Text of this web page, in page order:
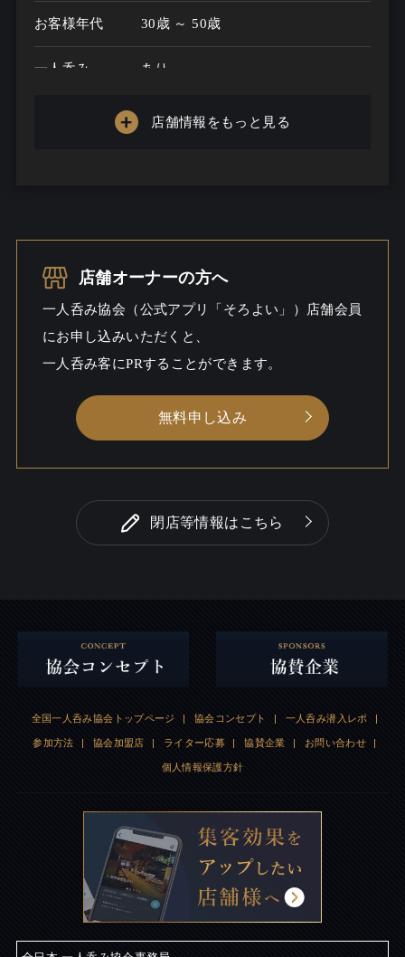
お客様年代 30歳 ～ 50歳
一人呑み
あり
シーン
店舗情報をもっと見る
店舗オーナーの方へ
一人呑み協会（公式アプリ「そろよい」）店舗会員
にお申し込みいただくと、
一人呑み客にPRすることができます。
無料申し込み
閉店等情報はこちら
全国一人呑み協会トップページ | 協会コンセプト | 一人呑み潜入レポ |
参加方法 | 協会加盟店 | ライター応募 | 協賛企業 | お問い合わせ |
個人情報保護方針